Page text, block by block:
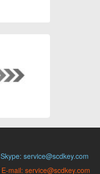
Skype: service@scdkey.com
E-mail: service@scdkey.com